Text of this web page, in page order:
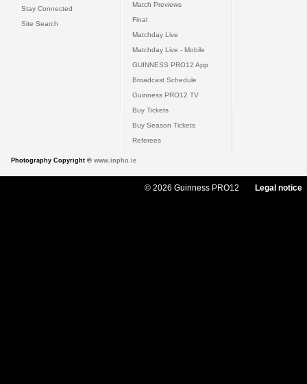
Stay Connected
Site Search
Match Previews
Final
Matchday Live
Matchday Live - Mobile
GUINNESS PRO12 App
Broadcast Schedule
Guinness PRO12 TV
Buy Tickets
Buy Season Tickets
Referees
Photography Copyright © www.inpho.ie
© 2026 Guinness PRO12 Legal notice